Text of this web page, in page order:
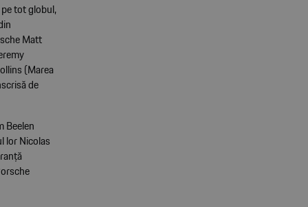
tot globul,
Matt
(Marea
de
Beelen
lor Nicolas